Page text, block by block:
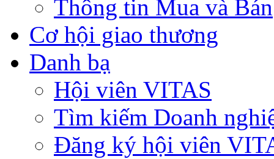
Thông tin Mua và Bán
Cơ hội giao thương
Danh bạ
Hội viên VITAS
Tìm kiếm Doanh
Đăng ký hội viên